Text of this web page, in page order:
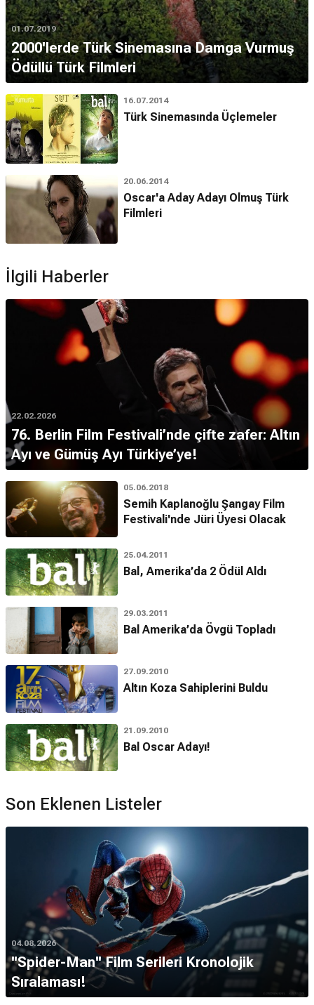
01.07.2019
2000'lerde Türk Sinemasına Damga Vurmuş
Ödüllü Türk Filmleri
16.07.2014
Türk Sinemasında Üçlemeler
20.06.2014
Oscar'a Aday Adayı Olmuş Türk
Filmleri
İlgili Haberler
22.02.2026
76. Berlin Film Festivali’nde çifte zafer: Altın
Ayı ve Gümüş Ayı Türkiye’ye!
05.06.2018
Semih Kaplanoğlu Şangay Film
Festivali'nde Jüri Üyesi Olacak
25.04.2011
Bal, Amerika’da 2 Ödül Aldı
29.03.2011
Bal Amerika’da Övgü Topladı
27.09.2010
Altın Koza Sahiplerini Buldu
21.09.2010
Bal Oscar Adayı!
Son Eklenen Listeler
04.08.2026
''Spider-Man'' Film Serileri Kronolojik
Sıralaması!